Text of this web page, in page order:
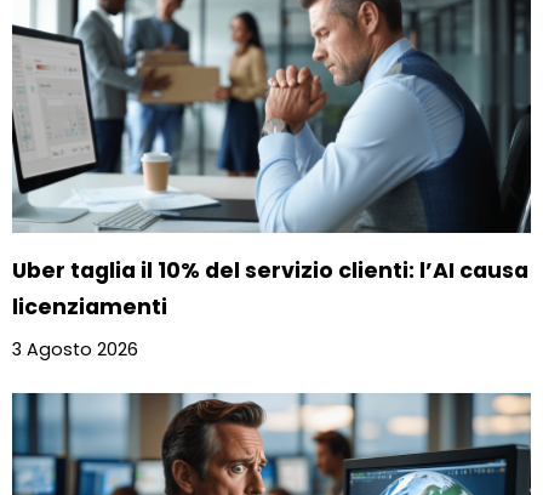
Uber taglia il 10% del servizio clienti: l’AI causa
licenziamenti
3 Agosto 2026